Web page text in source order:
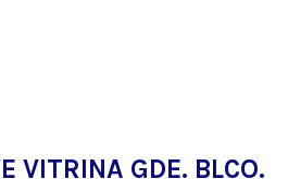
VITRINA GDE. BLCO.